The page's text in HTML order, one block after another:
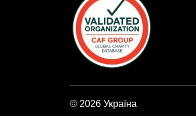
© 2026 Україна